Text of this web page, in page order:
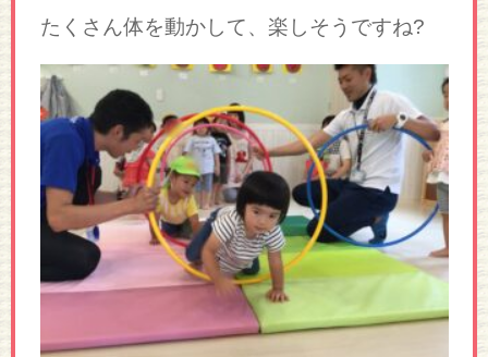
たくさん体を動かして、楽しそうですね?